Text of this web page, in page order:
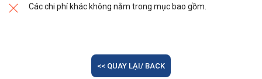
Các chi phí khác không nằm trong mục bao gồm.
<< QUAY LẠI/ BACK